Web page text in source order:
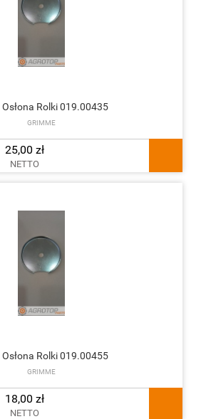
Osłona Rolki 019.00435
GRIMME
25,00 zł
NETTO
Osłona Rolki 019.00455
GRIMME
18,00 zł
NETTO